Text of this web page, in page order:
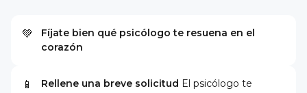
💚
Fíjate bien qué psicólogo te resuena en el
corazón
📱 Rellene una breve solicitud El psicólogo te